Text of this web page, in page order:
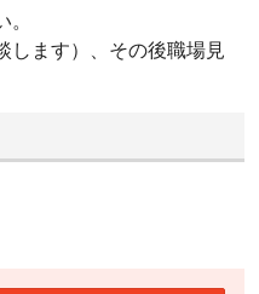
します）、その後職場見